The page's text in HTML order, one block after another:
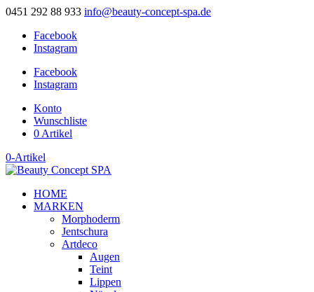
0451 292 88 933 info@beauty-concept-spa.de
Facebook
Instagram
Facebook
Instagram
Konto
Wunschliste
0 Artikel
0-Artikel
HOME
MARKEN
Morphoderm
Jentschura
Artdeco
Augen
Teint
Lippen